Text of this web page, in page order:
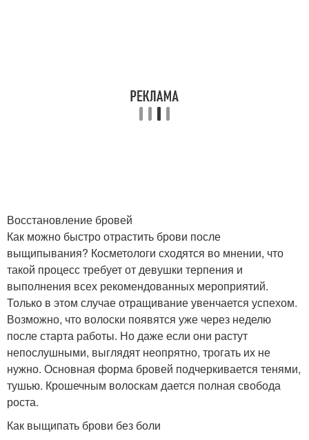
Восстановление бровей
Как можно быстро отрастить брови после
выщипывания? Косметологи сходятся во мнении, что
такой процесс требует от девушки терпения и
выполнения всех рекомендованных мероприятий.
Только в этом случае отращивание увенчается успехом.
Возможно, что волоски появятся уже через неделю
после старта работы. Но даже если они растут
непослушными, выглядят неопрятно, трогать их не
нужно. Основная форма бровей подчеркивается тенями,
тушью. Крошечным волоскам дается полная свобода
роста.
Как выщипать брови без боли